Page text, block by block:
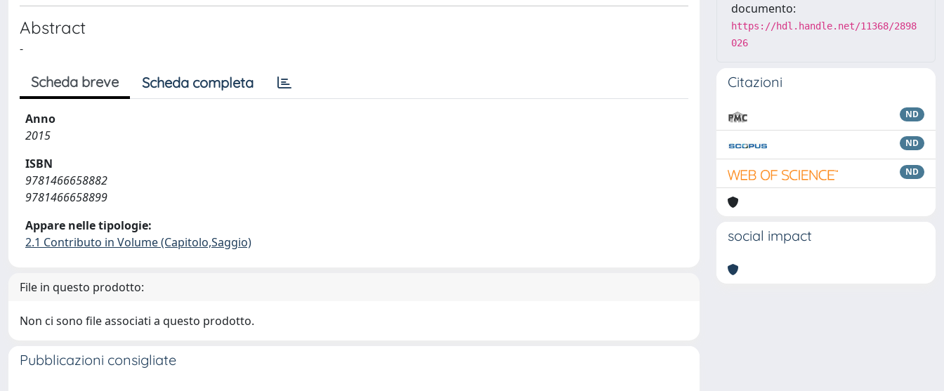
Abstract
-
Scheda breve Scheda completa
Anno
2015
ISBN
9781466658882
9781466658899
Appare nelle tipologie:
2.1 Contributo in Volume (Capitolo,Saggio)
File in questo prodotto:
Non ci sono file associati a questo prodotto.
Pubblicazioni consigliate
documento:
https://hdl.handle.net/11368/2898
026
Citazioni
ND
ND
ND
social impact